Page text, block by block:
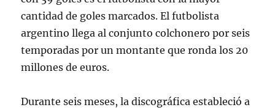
cantidad de goles marcados. El futbolista
argentino llega al conjunto colchonero por seis
temporadas por un montante que ronda los 20
millones de euros.
Durante seis meses, la discográfica estableció a